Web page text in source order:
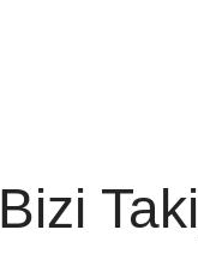
Bizi